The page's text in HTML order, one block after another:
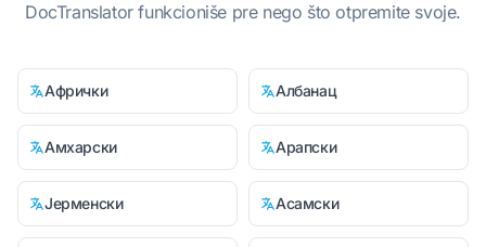
DocTranslator funkcioniše pre nego što otpremite svoje.
Афрички Албанац
Амхарски Арапски
Јерменски Асамски